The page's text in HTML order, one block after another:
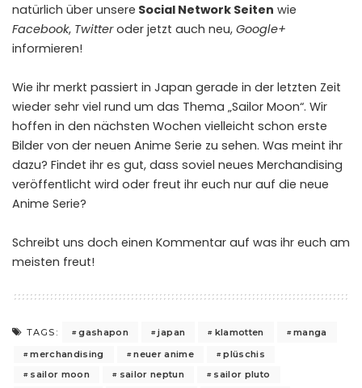
natürlich über unsere Social Network Seiten wie
Facebook, Twitteroder jetzt auch neu, Google+
informieren!
Wie ihr merkt passiert in Japan gerade in der letzten Zeit
wieder sehr viel rund um das Thema „Sailor Moon“. Wir
hoffen in den nächsten Wochen vielleicht schon erste
Bilder von der neuen Anime Serie zu sehen. Was meint ihr
dazu? Findet ihr es gut, dass soviel neues Merchandising
veröffentlicht wird oder freut ihr euch nur auf die neue
Anime Serie?
Schreibt uns doch einen Kommentar auf was ihr euch am
meisten freut!
TAGS: gashapon japan klamotten
manga
merchandising
neuer anime
plüschis
sailor moon
sailor neptun
sailor pluto